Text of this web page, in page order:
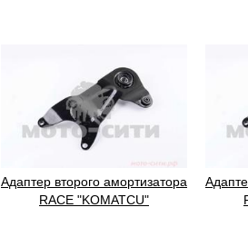
Адаптер второго амортизатора
RACE "KOMATCU"